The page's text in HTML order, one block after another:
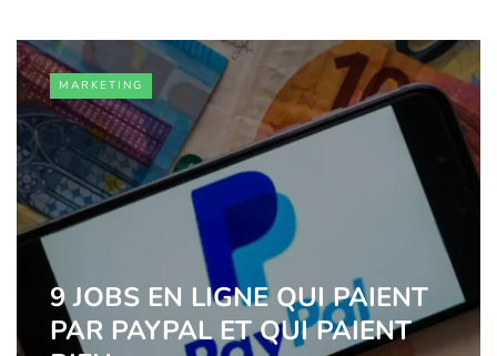
MARKETING
9 JOBS EN LIGNE QUI PAIENT
PAR PAYPAL ET QUI PAIENT